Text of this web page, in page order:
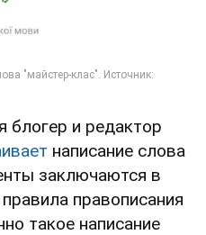
блогер и редактор
написание слова
заключаются в
правописания
такое написание